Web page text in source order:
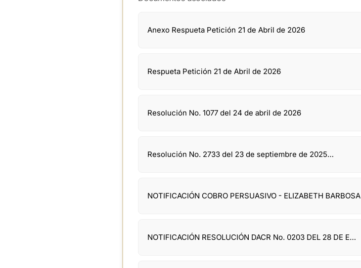
Anexo Respueta Petición 21 de Abril de 2026
Respueta Petición 21 de Abril de 2026
Resolución No. 1077 del 24 de abril de 2026
Resolución No. 2733 del 23 de septiembre de 2025…
NOTIFICACIÓN COBRO PERSUASIVO - ELIZABETH BARBOSA
NOTIFICACIÓN RESOLUCIÓN DACR No. 0203 DEL 28 DE E…